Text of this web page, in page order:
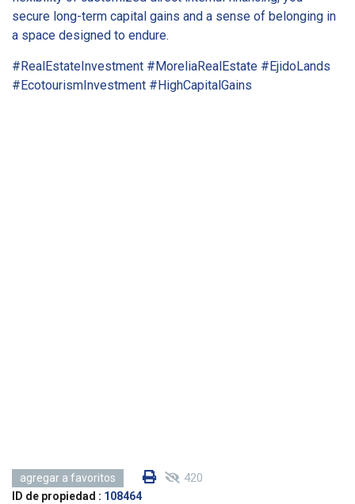
secure long-term capital gains and a sense of belonging in
a space designed to endure.
#RealEstateInvestment #MoreliaRealEstate #EjidoLands
#EcotourismInvestment #HighCapitalGains
agregar a favoritos 420
ID de propiedad : 108464